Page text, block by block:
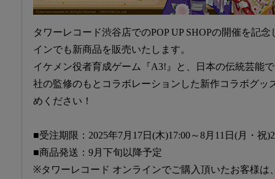
タワーレコード渋谷店でのPOP UP SHOPの開催を記
インでも新商品を販売いたします。
イケメン役者育成ゲーム『A3!』と、日本の伝統芸能
社の監修のもとコラボレーションした新作コラボグッ
めください！
■受注期限：2025年7月17日(木)17:00～8月11日(月・祝
■商品発送：9月下旬以降予定
※タワーレコード オンラインでご購入頂いたお客様は